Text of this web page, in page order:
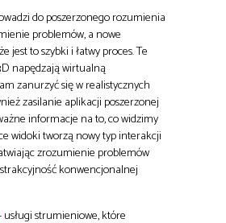
do poszerzonego rozumienia
problemów, a nowe
jest to szybki i łatwy proces. Te
napędzają wirtualną
zanurzyć się w realistycznych
zasilanie aplikacji poszerzonej
informacje na to, co widzimy
widoki tworzą nowy typ interakcji
zrozumienie problemów
konwencjonalnej
usługi strumieniowe, które